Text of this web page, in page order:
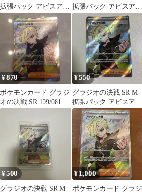
拡張パック アビスアイ
キラ 109/081
拡張パック アビスアイ
キラ 109/081
¥870
ポケモンカード グラジ
オの決戦 SR 109/081
¥550
グラジオの決戦 SR M
拡張パック アビスアイ
キラ 109/081
¥500
グラジオの決戦 SR M
¥ 1,000
ポケモンカード グラジ